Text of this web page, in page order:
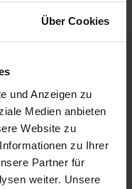
Über Cookies
und Anzeigen zu
Medien anbieten
Website zu
zu Ihrer
Partner für
weiter. Unsere
€